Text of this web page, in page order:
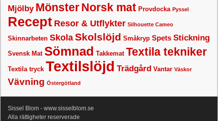
Mjölby MönsterNorsk mat Provdocka Pyssel
Recept Resor & Utflykter Silhouette Cameo
Skinnarbeten Skola Skolslöjd Småkryp Spets Stickning
Svensk Mat Sömnad Takkemat Textila tekniker
Textila tryck Textilslöjd Trädgård Vantar Väskor
Vävning Östergötland
Sissel Blom - www.sisselblom.se
Alla rättigheter reserverade